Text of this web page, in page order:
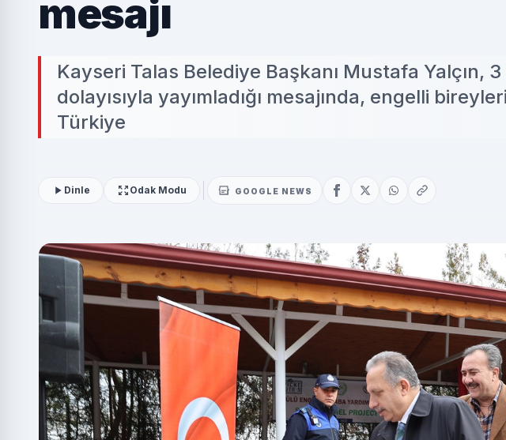
mesajı
Kayseri Talas Belediye Başkanı Mustafa Yalçın,
dolayısıyla yayımladığı mesajında, engelli
Türkiye
Dinle Odak Modu GOOGLE NEWS